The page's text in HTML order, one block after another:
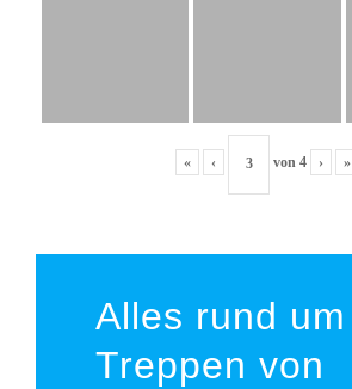
« ‹ von 4 › »
Alles rund um
Treppen von